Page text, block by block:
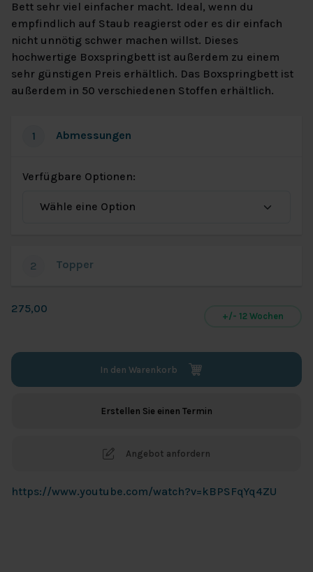
Bett sehr viel einfacher macht. Ideal, wenn du
empfindlich auf Staub reagierst oder es dir einfach
nicht unnötig schwer machen willst. Dieses
hochwertige Boxspringbett ist außerdem zu einem
sehr günstigen Preis erhältlich. Das Boxspringbett ist
außerdem in 50 verschiedenen Stoffen erhältlich.
1 Abmessungen
Verfügbare Optionen:
2 Topper
275,00
+/- 12 Wochen
In den Warenkorb
Erstellen Sie einen Termin
Angebot anfordern
https://www.youtube.com/watch?v=kBPSFqYq4ZU